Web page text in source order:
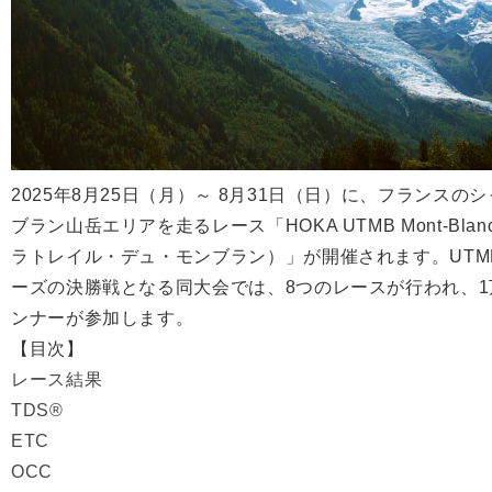
2025年8月25日（月）～ 8月31日（日）に、フランスの
ブラン山岳エリアを走るレース「HOKA UTMB Mont-
ラトレイル・デュ・モンブラン）」が開催されます。
ーズの決勝戦となる同大会では、8つのレースが行われ、
ンナーが参加します。
【目次】
レース結果
TDS®
ETC
OCC